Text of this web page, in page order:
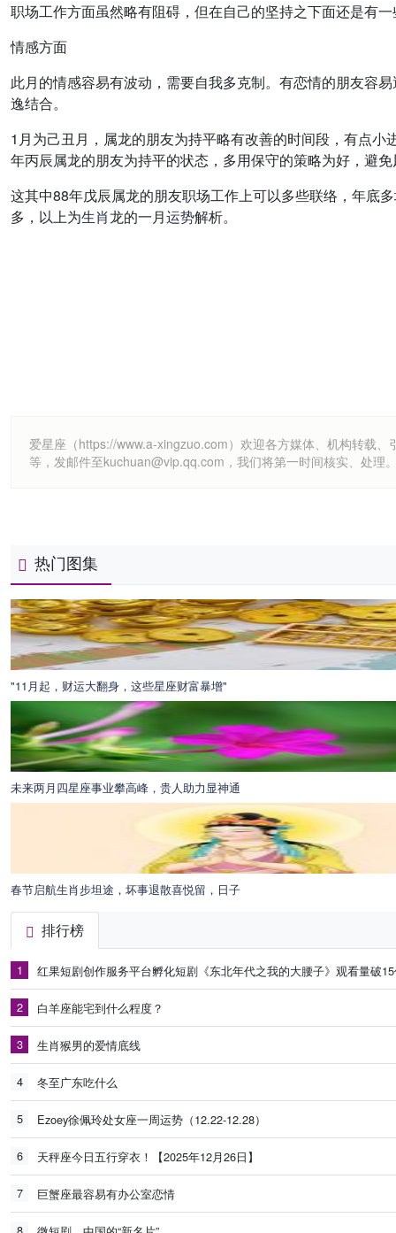
职场工作方面虽然略有阻碍，但在自己的坚持之下面还是有
情感方面
此月的情感容易有波动，需要自我多克制。有恋情的朋友容
逸结合。
1月为己丑月，属龙的朋友为持平略有改善的时间段，有点
年丙辰属龙的朋友为持平的状态，多用保守的策略为好，避
这其中88年戊辰属龙的朋友职场工作上可以多些联络，年底
多，以上为生肖龙的一月运势解析。
爱星座（https://www.a-xingzuo.com）欢迎各方媒体、机构转载
等，发邮件至kuchuan@vip.qq.com，我们将第一时间核实、处理
热门图集
"11月起，财运大翻身，这些星座财富暴增"
未来两月四星座事业攀高峰，贵人助力显神通
春节启航生肖步坦途，坏事退散喜悦留，日子
排行榜
1 红果短剧创作服务平台孵化短剧《东北年代之我的大腰子》观看量破
2 白羊座能宅到什么程度？
3 生肖猴男的爱情底线
4 冬至广东吃什么
5 Ezoey徐佩玲处女座一周运势（12.22-12.28）
6 天秤座今日五行穿衣！【2025年12月26日】
7 巨蟹座最容易有办公室恋情